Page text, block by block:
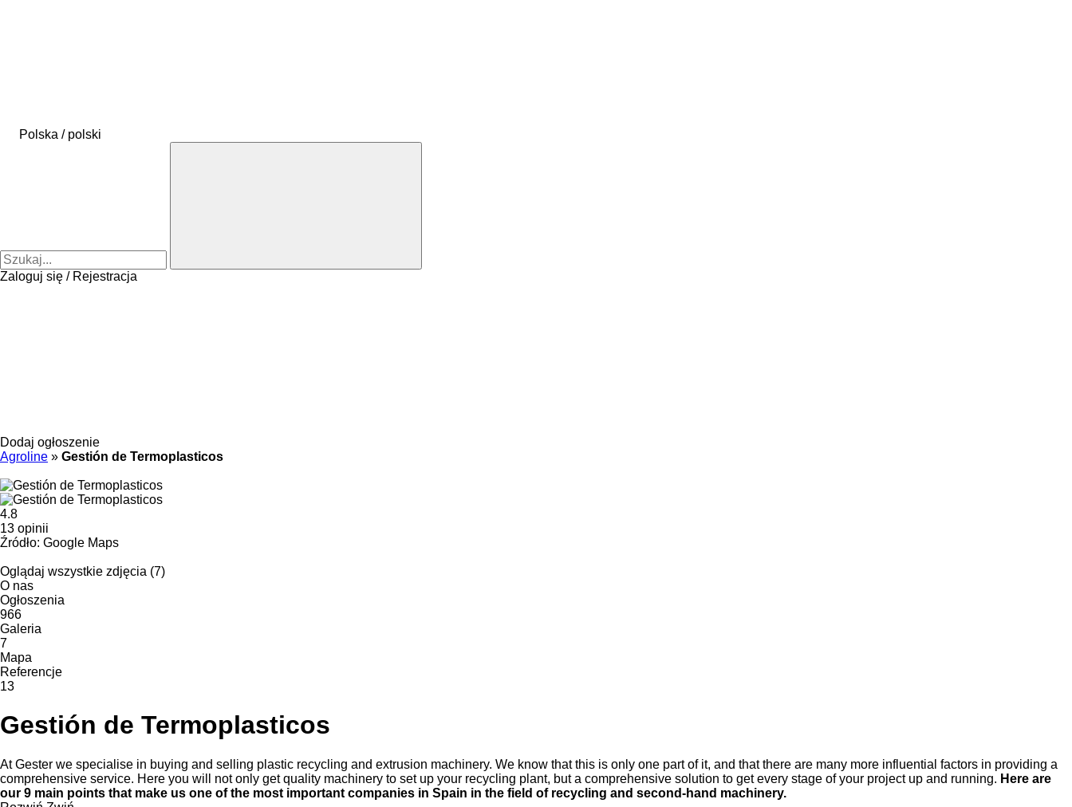
Polska / polski
Zaloguj się / Rejestracja
Dodaj ogłoszenie
Agroline » Gestión de Termoplasticos
4.8
13 opinii
Źródło: Google Maps
Oglądaj wszystkie zdjęcia (7)
O nas
Ogłoszenia
966
Galeria
7
Mapa
Referencje
13
Gestión de Termoplasticos
At Gester we specialise in buying and selling plastic recycling and extrusion machinery. We know that this is only one part of it, and that there are many more influential factors in providing a
comprehensive service. Here you will not only get quality machinery to set up your recycling plant, but a comprehensive solution to get every stage of your project up and running. Here are
our 9 main points that make us one of the most important companies in Spain in the field of recycling and second-hand machinery.